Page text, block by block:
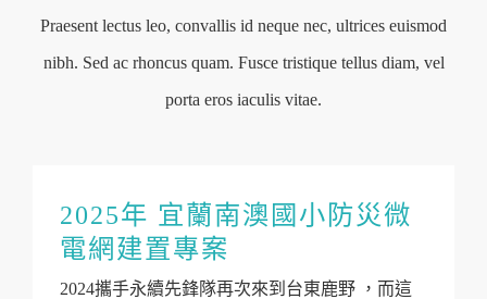
Praesent lectus leo, convallis id neque nec, ultrices euismod
nibh. Sed ac rhoncus quam. Fusce tristique tellus diam, vel
porta eros iaculis vitae.
2025年 宜蘭南澳國小防災微
電網建置專案
2024攜手永續先鋒隊再次來到台東鹿野 ，而這